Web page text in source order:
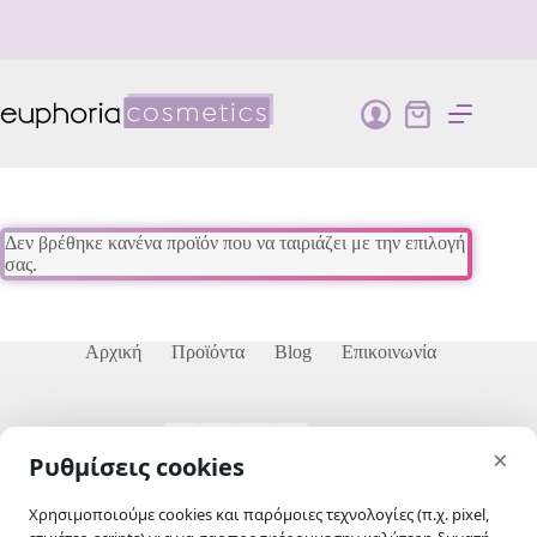
Καλάθι
Δεν βρέθηκε κανένα προϊόν που να ταιριάζει με την επιλογή
σας.
Αρχική Προϊόντα Blog Επικοινωνία
skip-to-actions
Ρυθμίσεις cookies ×
Χρησιμοποιούμε cookies και παρόμοιες τεχνολογίες (π.χ. pixel,